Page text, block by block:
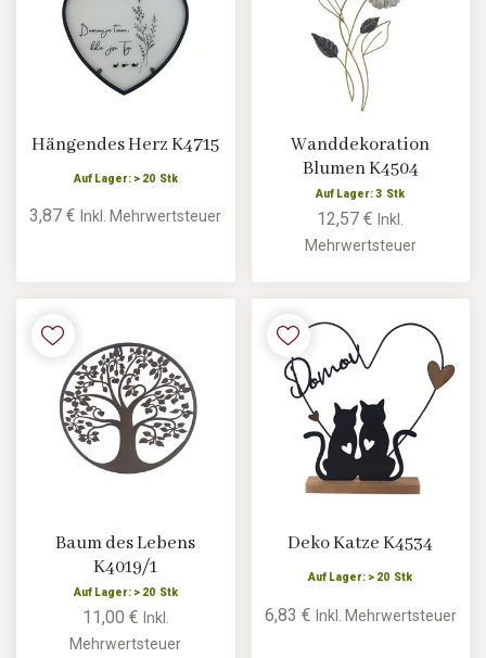
Hängendes Herz K4715
Auf Lager: > 20 Stk
3,87 €Inkl. Mehrwertsteuer
Wanddekoration
Blumen K4504
Auf Lager: 3 Stk
12,57 €Inkl.
Mehrwertsteuer
Baum des Lebens
K4019/1
Auf Lager: > 20 Stk
11,00 € Inkl.
Mehrwertsteuer
Deko Katze K4534
Auf Lager: > 20 Stk
6,83 € Inkl. Mehrwertsteuer